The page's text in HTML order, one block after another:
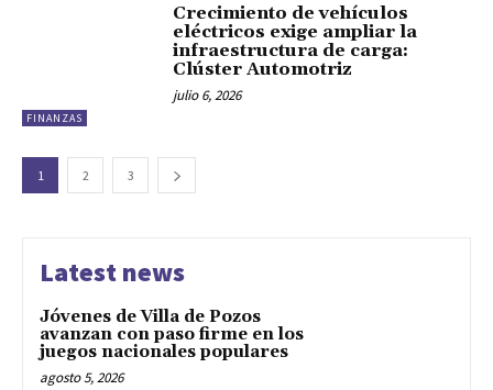
FINANZAS
Crecimiento de vehículos
eléctricos exige ampliar la
infraestructura de carga:
Clúster Automotriz
julio 6, 2026
1 2 3
Latest news
Jóvenes de Villa de Pozos
avanzan con paso firme en los
juegos nacionales populares
agosto 5, 2026